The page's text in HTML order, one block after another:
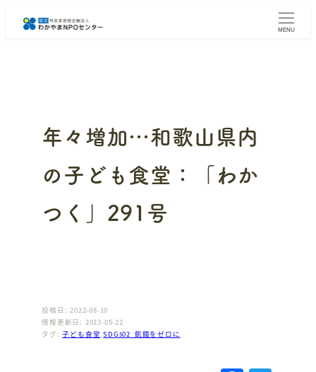
MENU
年々増加…和歌山県内
の子ども食堂：「わか
つく」291号
投稿日: 2022-08-10
情報更新日: 2023-05-22
タグ:子ども食堂 ,SDGs02_飢餓をゼロに